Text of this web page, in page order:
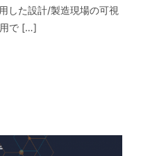
した設計/製造現場の可視
用で […]